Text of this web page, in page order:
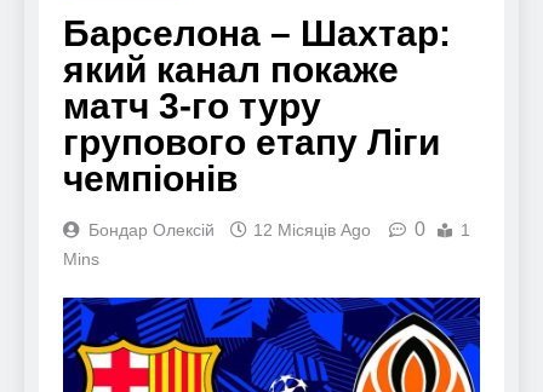
Барселона – Шахтар:
який канал покаже
матч 3-го туру
групового етапу Ліги
чемпіонів
Бондар Олексій 12 Місяців Ago 0
1
Mins